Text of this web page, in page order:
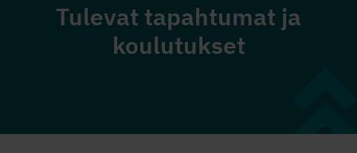
Tulevat tapahtumat ja
koulutukset